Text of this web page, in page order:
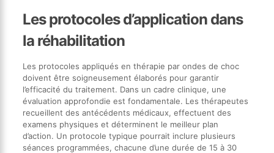
Les protocoles d’application dans
la réhabilitation
Les protocoles appliqués en thérapie par ondes de choc
doivent être soigneusement élaborés pour garantir
l’efficacité du traitement. Dans un cadre clinique, une
évaluation approfondie est fondamentale. Les thérapeutes
recueillent des antécédents médicaux, effectuent des
examens physiques et déterminent le meilleur plan
d’action. Un protocole typique pourrait inclure plusieurs
séances programmées, chacune d’une durée de 15 à 30